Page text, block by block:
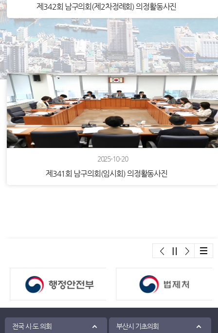
제342회 남구의회(제2차정례회) 의정활동사진
2025-10-20
제341회 남구의회(임시회) 의정활동사진
2025-09-18
전국 시·도 의회 부산시 기초의회